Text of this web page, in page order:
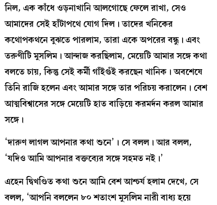
নিল, এক কাঁধে ওড়নাখানি আলগোছে ফেলে রাখা, সেও
আমাদের সেই হাঁটাপথে যোগ দিল। তাদের খনিকের
কথোপকথনে বুঝতে পারলাম, তারা একে অপরের বন্ধু। এবং
তরুণীটি মুসলিম। আন্দাজ করছিলাম, মেয়েটি আমার সঙ্গে কথা
বলতে চায়, কিন্তু সেই কর্মী গাঁইগুঁই করছেন খানিক। অবশেষে
তিনি রাজি হলেন এবং আমার সঙ্গে তার পরিচয় করালেন। বেশ
আত্মবিশ্বাসের সঙ্গে মেয়েটি হাত বাড়িয়ে করমর্দন করল আমার
সঙ্গে।
‘দারুণ লাগল আপনার কথা শুনে’। সে বলল। আর বলল,
‘যদিও আমি আপনার বক্তব্যের সঙ্গে সহমত নই।’
এহেন দ্বিখণ্ডিত কথা শুনে আমি বেশ আশ্চর্য হলাম দেখে, সে
বলল, ‘আপনি বললেন ৮০ শতাংশ মুসলিম নারী বাধ্য হয়ে